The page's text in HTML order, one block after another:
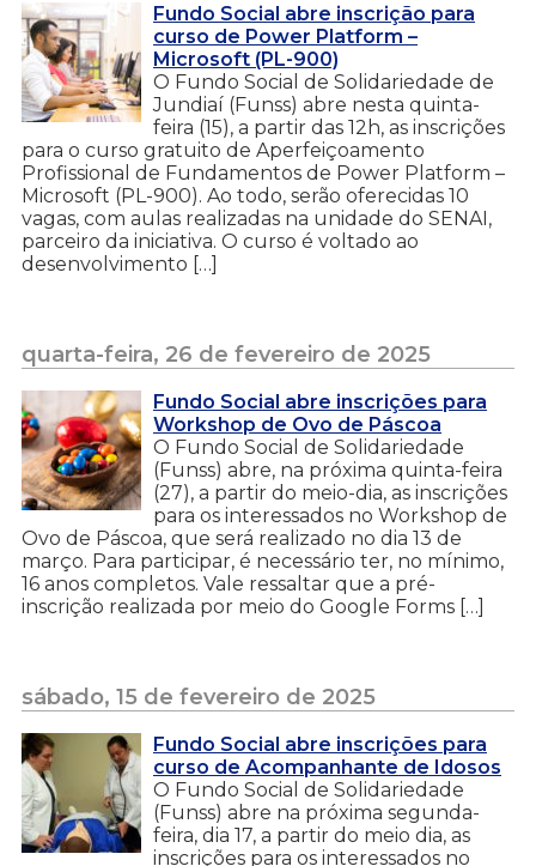
Fundo Social abre inscrição para
curso de Power Platform –
Microsoft (PL-900)
O Fundo Social de Solidariedade de
Jundiaí (Funss) abre nesta quinta-
feira (15), a partir das 12h, as inscrições
para o curso gratuito de Aperfeiçoamento
Profissional de Fundamentos de Power Platform –
Microsoft (PL-900). Ao todo, serão oferecidas 10
vagas, com aulas realizadas na unidade do SENAI,
parceiro da iniciativa. O curso é voltado ao
desenvolvimento […]
quarta-feira, 26 de fevereiro de 2025
Fundo Social abre inscrições para
Workshop de Ovo de Páscoa
O Fundo Social de Solidariedade
(Funss) abre, na próxima quinta-feira
(27), a partir do meio-dia, as inscrições
para os interessados no Workshop de
Ovo de Páscoa, que será realizado no dia 13 de
março. Para participar, é necessário ter, no mínimo,
16 anos completos. Vale ressaltar que a pré-
inscrição realizada por meio do Google Forms […]
sábado, 15 de fevereiro de 2025
Fundo Social abre inscrições para
curso de Acompanhante de Idosos
O Fundo Social de Solidariedade
(Funss) abre na próxima segunda-
feira, dia 17, a partir do meio dia, as
inscrições para os interessados no